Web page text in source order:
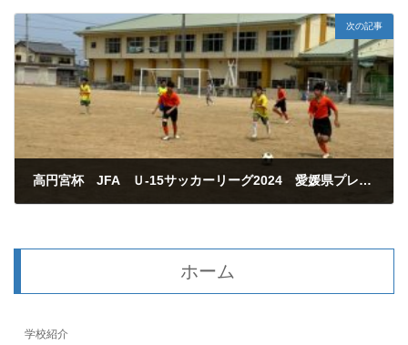
次の記事
高円宮杯 JFA Ｕ‐15サッカーリーグ2024 愛媛県プレミアリーグＵ‐15（EPリーグ）
ホーム
学校紹介